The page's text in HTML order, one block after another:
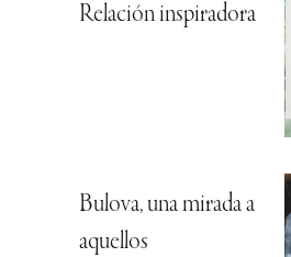
Relación inspiradora
Bulova, una mirada a
aquellos